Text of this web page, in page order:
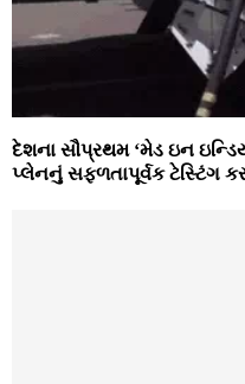
દેશના સૌપ્રથમ ‘મેડ ઇન
પ્લેનનું સફળતાપૂર્વક ટેસ્ટિંગ